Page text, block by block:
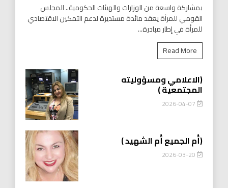
بمشاركة واسعة من الوزارات والهيئات الحكومية.. المجلس
القومي للمرأة يعقد مائدة مستديرة لدعم التمكين الاقتصادي
للمرأة في إطار مبادرة...
Read More
(الاعلامي ومسؤوليته
المجتمعية )
2026-04-07
(أُم الجميع أُم الشهيد )
2026-03-20